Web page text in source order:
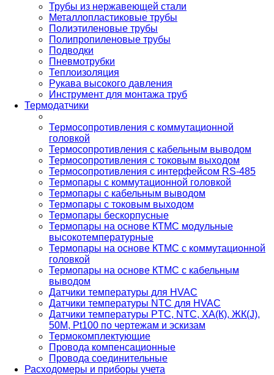
Трубы из нержавеющей стали
Металлопластиковые трубы
Полиэтиленовые трубы
Полипропиленовые трубы
Подводки
Пневмотрубки
Теплоизоляция
Рукава высокого давления
Инструмент для монтажа труб
Термодатчики
Термосопротивления с коммутационной
головкой
Термосопротивления с кабельным выводом
Термосопротивления с токовым выходом
Термосопротивления с интерфейсом RS-485
Термопары с коммутационной головкой
Термопары с кабельным выводом
Термопары с токовым выходом
Термопары бескорпусные
Термопары на основе КТМС модульные
высокотемпературные
Термопары на основе КТМС с коммутационной
головкой
Термопары на основе КТМС с кабельным
выводом
Датчики температуры для HVAC
Датчики температуры NTC для HVAC
Датчики температуры PTС, NTC, ХА(К), ЖК(J),
50М, Pt100 по чертежам и эскизам
Термокомплектующие
Провода компенсационные
Провода соединительные
Расходомеры и приборы учета